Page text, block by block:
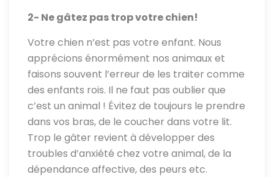
2- Ne gâtez pas trop votre chien!
Votre chien n’est pas votre enfant. Nous
apprécions énormément nos animaux et
faisons souvent l’erreur de les traiter comme
des enfants rois. Il ne faut pas oublier que
c’est un animal ! Évitez de toujours le prendre
dans vos bras, de le coucher dans votre lit.
Trop le gâter revient à développer des
troubles d’anxiété chez votre animal, de la
dépendance affective, des peurs etc.